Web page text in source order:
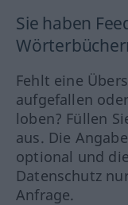
Sie haben
Fehlt eine
aufgefallen
loben? Füllen
aus. Die
optional und
Datenschutz
Anfrage.